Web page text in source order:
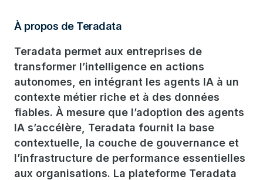
À propos de Teradata
Teradata permet aux entreprises de
transformer l’intelligence en actions
autonomes, en intégrant les agents IA à un
contexte métier riche et à des données
fiables. À mesure que l’adoption des agents
IA s’accélère, Teradata fournit la base
contextuelle, la couche de gouvernance et
l’infrastructure de performance essentielles
aux organisations. La plateforme Teradata